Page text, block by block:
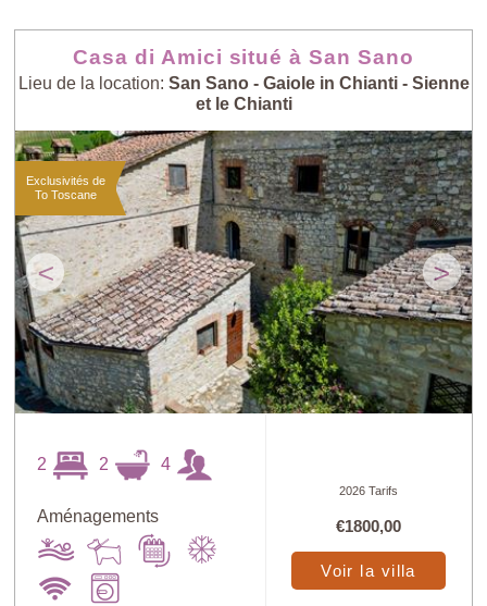
Casa di Amici situé à San Sano
Lieu de la location: San Sano - Gaiole in Chianti - Sienne
et le Chianti
< >
Exclusivités de
To Toscane
2 2 4
Aménagements
2026 Tarifs
€1800,00
Voir la villa